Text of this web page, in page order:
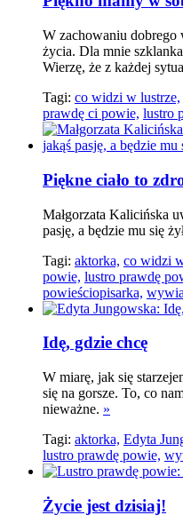
W zachowaniu dobrego
życia. Dla mnie
Wierzę, że z każdej
Tagi: co widzi w lustrze,
prawdę ci powie, lustro
Piękne ciało to
Małgorzata Kalicińska
pasję, a będzie mu się
Tagi: aktorka, co widzi
powie, lustro prawdę
powieściopisarka,
Idę, gdzie chcę
W miarę, jak się
się na gorsze. To, co
nieważne. »
Tagi: aktorka, Edyta
lustro prawdę powie,
Życie jest dzisiaj!